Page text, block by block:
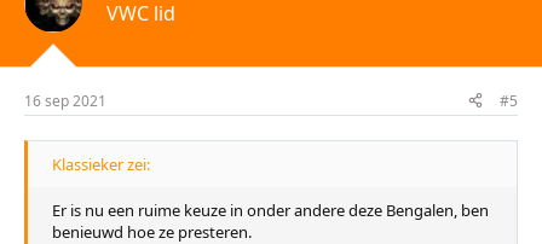
VWC lid
16 sep 2021 #5
Klassieker zei:
Er is nu een ruime keuze in onder andere deze Bengalen, ben
benieuwd hoe ze presteren.